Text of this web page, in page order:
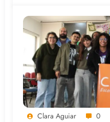
Clara Aguiar 0